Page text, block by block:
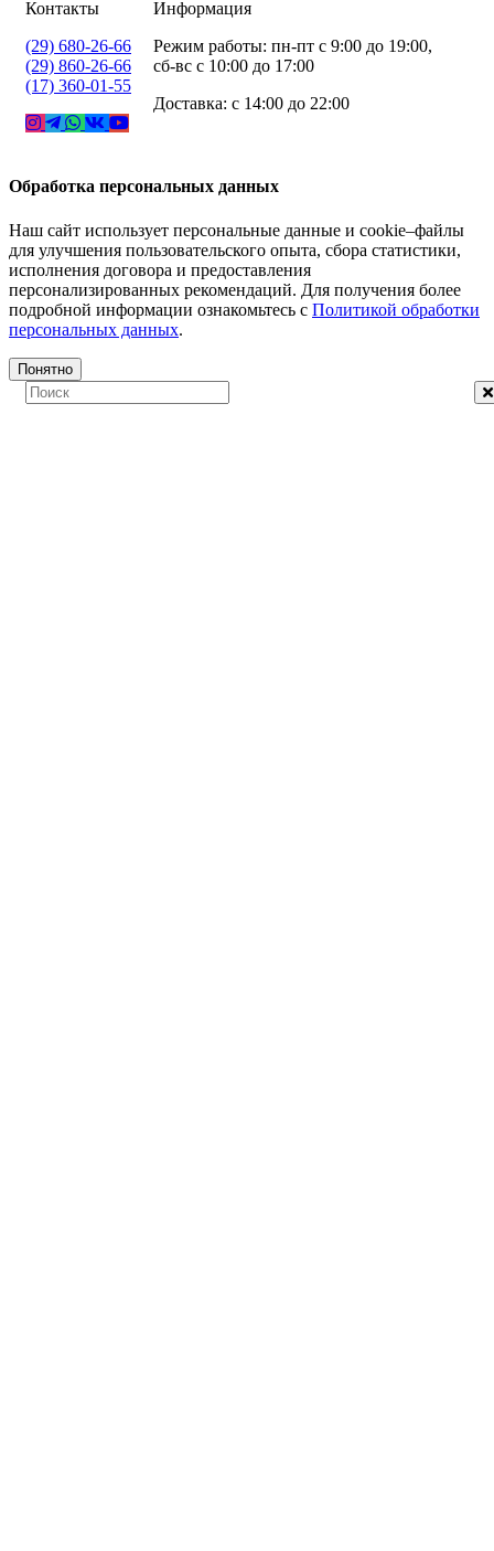
Контакты
(29) 680-26-66
(29) 860-26-66
(17) 360-01-55
Информация
Режим работы: пн-пт с 9:00 до 19:00,
сб-вс с 10:00 до 17:00
Доставка: с 14:00 до 22:00
Обработка персональных данных
Наш сайт использует персональные данные и cookie–файлы
для улучшения пользовательского опыта, сбора статистики,
исполнения договора и предоставления
персонализированных рекомендаций. Для получения более
подробной информации ознакомьтесь с Политикой обработки
персональных данных.
Понятно